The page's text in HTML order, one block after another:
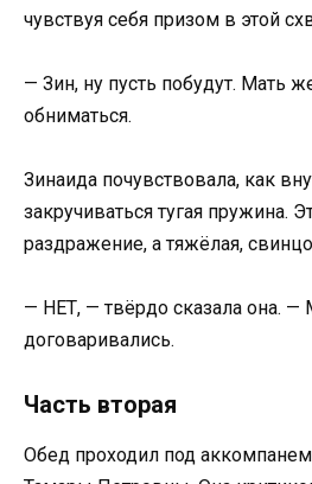
чувствуя себя призом в этой
— Зин, ну пусть побудут. Мать
обниматься.
Зинаида почувствовала, как
закручиваться тугая пружина.
раздражение, а тяжёлая,
— НЕТ, — твёрдо сказала она. —
договаривались.
Часть вторая
Обед проходил под